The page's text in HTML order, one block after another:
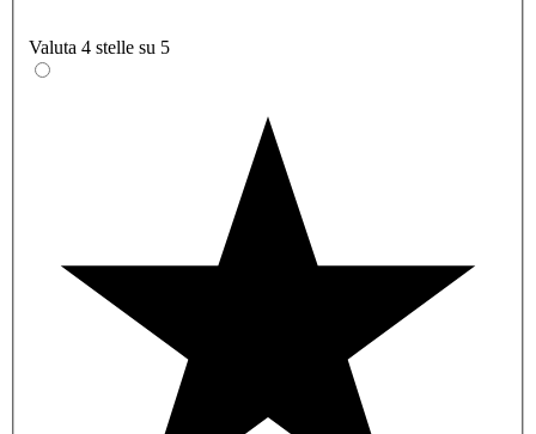
Valuta 4 stelle su 5